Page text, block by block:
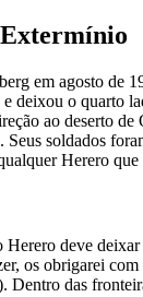
em agosto de
deixou o quarto
ao deserto de
Seus soldados
Herero que
Herero deve deixar
os obrigarei
Dentro das